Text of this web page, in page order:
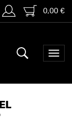
0,00 €